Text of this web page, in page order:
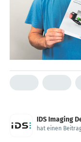
IDS Imaging
hat einen